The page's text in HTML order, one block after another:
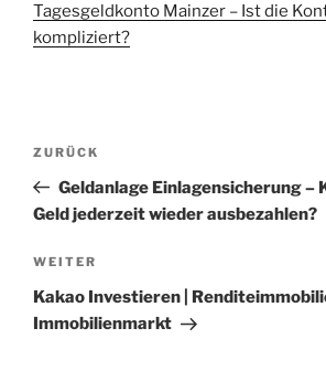
Tagesgeldkonto Mainzer – Ist die
kompliziert?
Beitragsnavigation
Vorheriger
Beitrag
ZURÜCK
Geldanlage Einlagensicherung –
Geld jederzeit wieder ausbezahlen?
Nächster
Beitrag
WEITER
Kakao Investieren |
Immobilienmarkt